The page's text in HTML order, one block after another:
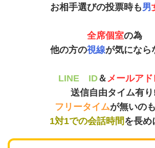
お相手選びの投票時も男
全席個室の為
他の方の視線が気になら
LINE ID＆ メールア
送信自由タイム有
フリータイムが無いの
1対1での会話時間 を長め